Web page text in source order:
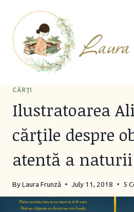
content
CĂRŢI
Ilustratoarea
cărţile despre
atentă a naturii
ByLaura Frunză July 11, 2018 5